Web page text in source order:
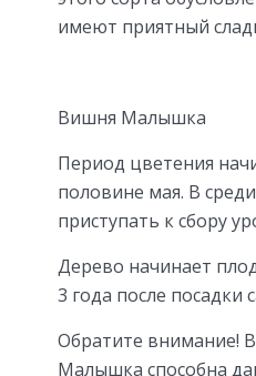
имеют приятный
Вишня Малышка
Период цветения
половине мая. В
приступать к сбору
Дерево начинает
3 года после посадки
Обратите внимание!
Малышка способна